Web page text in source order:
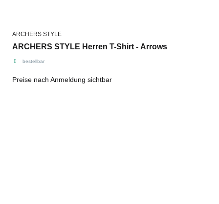
ARCHERS STYLE
ARCHERS STYLE Herren T-Shirt - Arrows
bestellbar
Preise nach Anmeldung sichtbar